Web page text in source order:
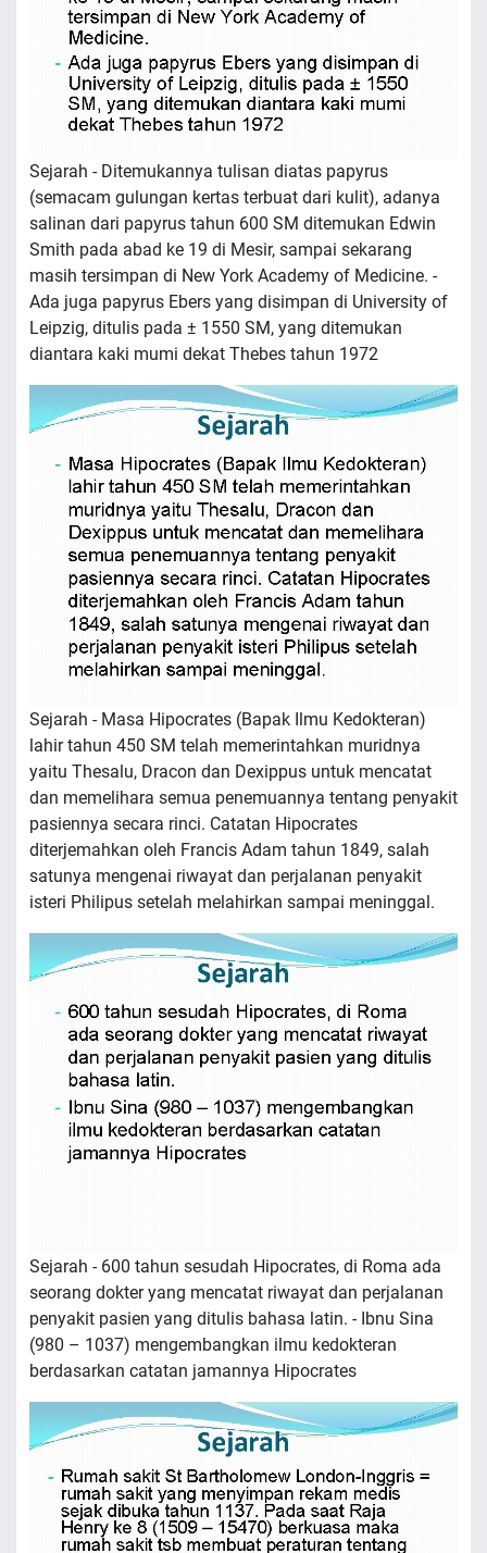
Sejarah - Ditemukannya tulisan diatas papyrus
(semacam gulungan kertas terbuat dari kulit), adanya
salinan dari papyrus tahun 600 SM ditemukan Edwin
Smith pada abad ke 19 di Mesir, sampai sekarang
masih tersimpan di New York Academy of Medicine. -
Ada juga papyrus Ebers yang disimpan di University of
Leipzig, ditulis pada ± 1550 SM, yang ditemukan
diantara kaki mumi dekat Thebes tahun 1972
Sejarah - Masa Hipocrates (Bapak Ilmu Kedokteran)
lahir tahun 450 SM telah memerintahkan muridnya
yaitu Thesalu, Dracon dan Dexippus untuk mencatat
dan memelihara semua penemuannya tentang penyakit
pasiennya secara rinci. Catatan Hipocrates
diterjemahkan oleh Francis Adam tahun 1849, salah
satunya mengenai riwayat dan perjalanan penyakit
isteri Philipus setelah melahirkan sampai meninggal.
Sejarah - 600 tahun sesudah Hipocrates, di Roma ada
seorang dokter yang mencatat riwayat dan perjalanan
penyakit pasien yang ditulis bahasa latin. - Ibnu Sina
(980 – 1037) mengembangkan ilmu kedokteran
berdasarkan catatan jamannya Hipocrates